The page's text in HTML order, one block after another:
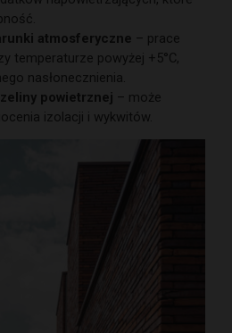
atmosferyczne – prace
temperaturze powyżej +5°C,
nasłonecznienia.
powietrznej – może
izolacji i wykwitów.